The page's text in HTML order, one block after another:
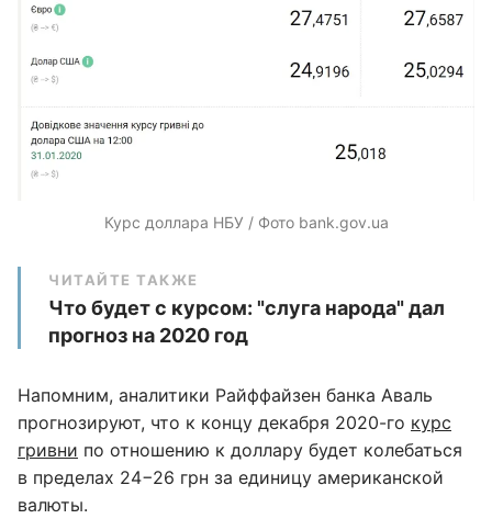
Курс доллара НБУ / Фото bank.gov.ua
ЧИТАЙТЕ ТАКЖЕ
Что будет с курсом: "слуга народа" дал
прогноз на 2020 год
Напомним, аналитики Райффайзен банка Аваль
прогнозируют, что к концу декабря 2020-го курс
гривни по отношению к доллару будет колебаться
в пределах 24−26 грн за единицу американской
валюты.